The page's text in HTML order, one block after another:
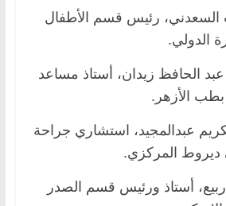
السعدني، رئيس قسم الأطفال
الدولي.
الحافظ زيدان، أستاذ مساعد
الأزهر.
عبدالمجيد، استشاري جراحة
المركزي.
أستاذ ورئيس قسم الصدر